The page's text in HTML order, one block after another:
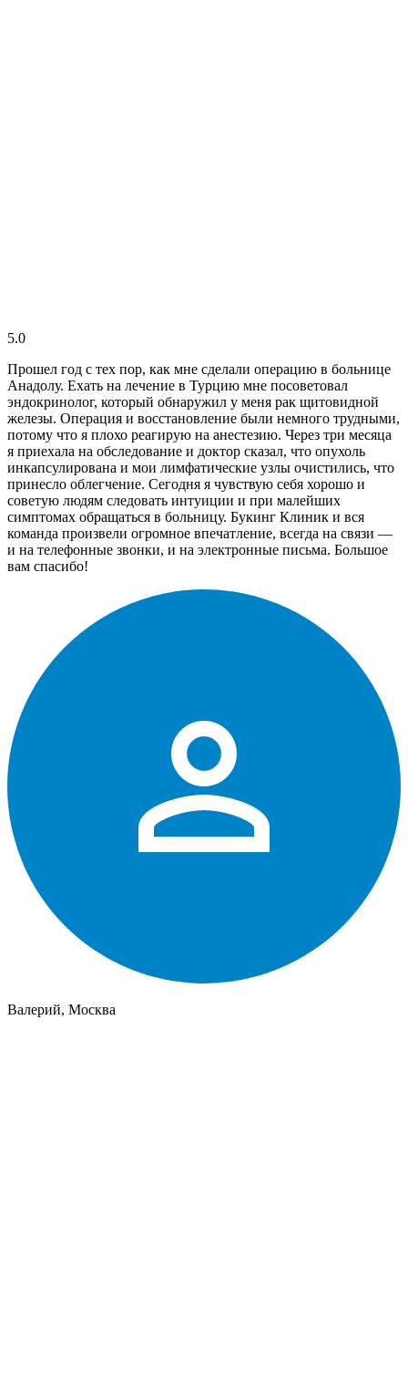
5.0
Прошел год с тех пор, как мне сделали операцию в больнице
Анадолу. Ехать на лечение в Турцию мне посоветовал
эндокринолог, который обнаружил у меня рак щитовидной
железы. Операция и восстановление были немного трудными,
потому что я плохо реагирую на анестезию. Через три месяца
я приехала на обследование и доктор сказал, что опухоль
инкапсулирована и мои лимфатические узлы очистились, что
принесло облегчение. Сегодня я чувствую себя хорошо и
советую людям следовать интуиции и при малейших
симптомах обращаться в больницу. Букинг Клиник и вся
команда произвели огромное впечатление, всегда на связи —
и на телефонные звонки, и на электронные письма. Большое
вам спасибо!
Валерий, Москва